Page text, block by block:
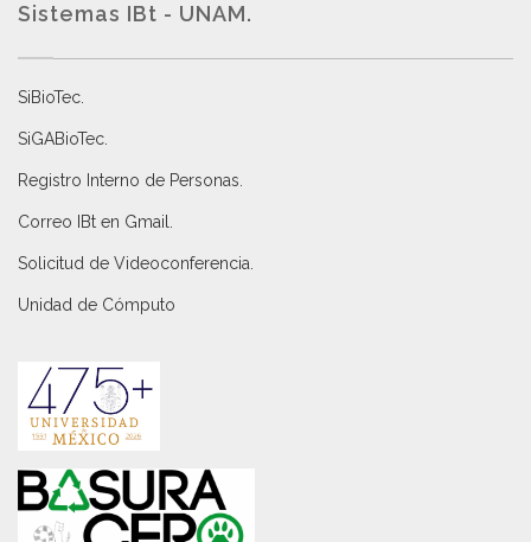
Sistemas IBt - UNAM.
SiBioTec
SiGABioTec.
Registro Interno de Personas
Correo IBt en Gmail
Solicitud de Videoconferencia.
Unidad de Cómputo